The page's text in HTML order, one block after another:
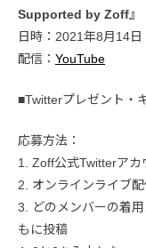
Supported by Zoff』
日時：2021年8月14
配信： YouTube
■Twitterプレゼント・
応募方法：
1. Zoff公式Twitterアカ
2. オンラインライブ
3. どのメンバーの着
もに投稿